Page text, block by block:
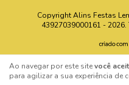
Ao navegar por este sitevocê
para agilizar a sua experiência de
Copyright Alins Festas
43927039000161 -